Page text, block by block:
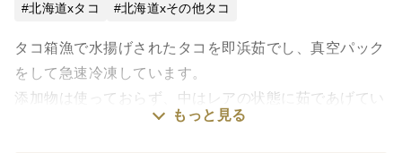
北海道xタコ
北海道xその他タコ
タコ箱漁で水揚げされたタコを即浜茹でし、真空パック
をして急速冷凍しています。
添加物は使っておらず、中はレアの状態に茹であげてい
もっと見る